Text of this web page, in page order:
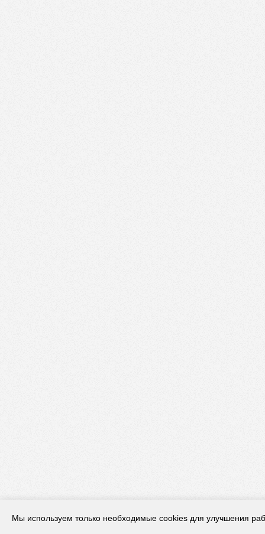
Мы используем только необходимые cookies для улучшения